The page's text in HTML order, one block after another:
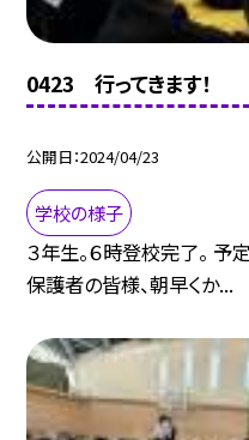
0423 行ってきます！
公開日 2024/04/23
学校の様子
３年生。６時登校完了。 予
保護者の皆様、朝早くか...